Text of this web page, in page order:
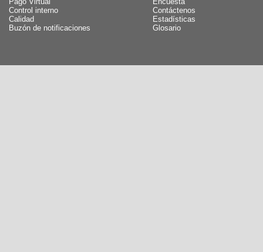
Pago Virtual
Control interno
Calidad
Buzón de notificaciones
Encuesta
Contáctenos
Estadísticas
Glosario